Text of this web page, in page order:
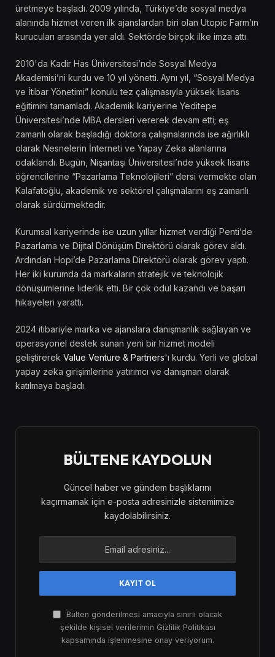
üretmeye başladı. 2009 yılında, Türkiye’de sosyal medya
alanında hizmet veren ilk ajanslardan biri olan Utopic Farm’ın
kurucuları arasında yer aldı. Sektörde birçok ilke imza attı.
2010'da Kadir Has Üniversitesi’nde Sosyal Medya
Akademisi’ni kurdu ve 10 yıl yönetti. Aynı yıl, “Sosyal Medya
ve İtibar Yönetimi” konulu tez çalışmasıyla yüksek lisans
eğitimini tamamladı. Akademik kariyerine Yeditepe
Üniversitesi’nde MBA dersleri vererek devam etti; eş
zamanlı olarak başladığı doktora çalışmalarında ise ağırlıklı
olarak Nesnelerin İnterneti ve Yapay Zeka alanlarına
odaklandı. Bugün, Nişantaşı Üniversitesi’nde yüksek lisans
öğrencilerine “Pazarlama Teknolojileri” dersi vermekte olan
Kalafatoğlu, akademik ve sektörel çalışmalarını eş zamanlı
olarak sürdürmektedir.
Kurumsal kariyerinde ise uzun yıllar hizmet verdiği Penti’de
Pazarlama ve Dijital Dönüşüm Direktörü olarak görev aldı.
Ardından Hopi’de Pazarlama Direktörü olarak görev yaptı.
Her iki kurumda da markaların stratejik ve teknolojik
dönüşümlerine liderlik etti. Bir çok ödül kazandı ve başarı
hikayeleri yarattı.
2024 itibariyle marka ve ajanslara danışmanlık sağlayan ve
operasyonel destek sunan yeni bir hizmet modeli
geliştirerek Value Venture & Partners'ı kurdu. Yerli ve global
yapay zeka girişimlerine yatırımcı ve danışman olarak
katılmaya başladı.
BÜLTENE KAYDOLUN
Güncel haber ve gündem başlıklarını
kaçırmamak için e-posta adresinizle sistemimize
kaydolabilirsiniz.
Bülten gönderilmesi amacıyla sınırlı olacak
şekilde kişisel verilerimin Gizlilik Politikası
kapsamında işlenmesine onay veriyorum.